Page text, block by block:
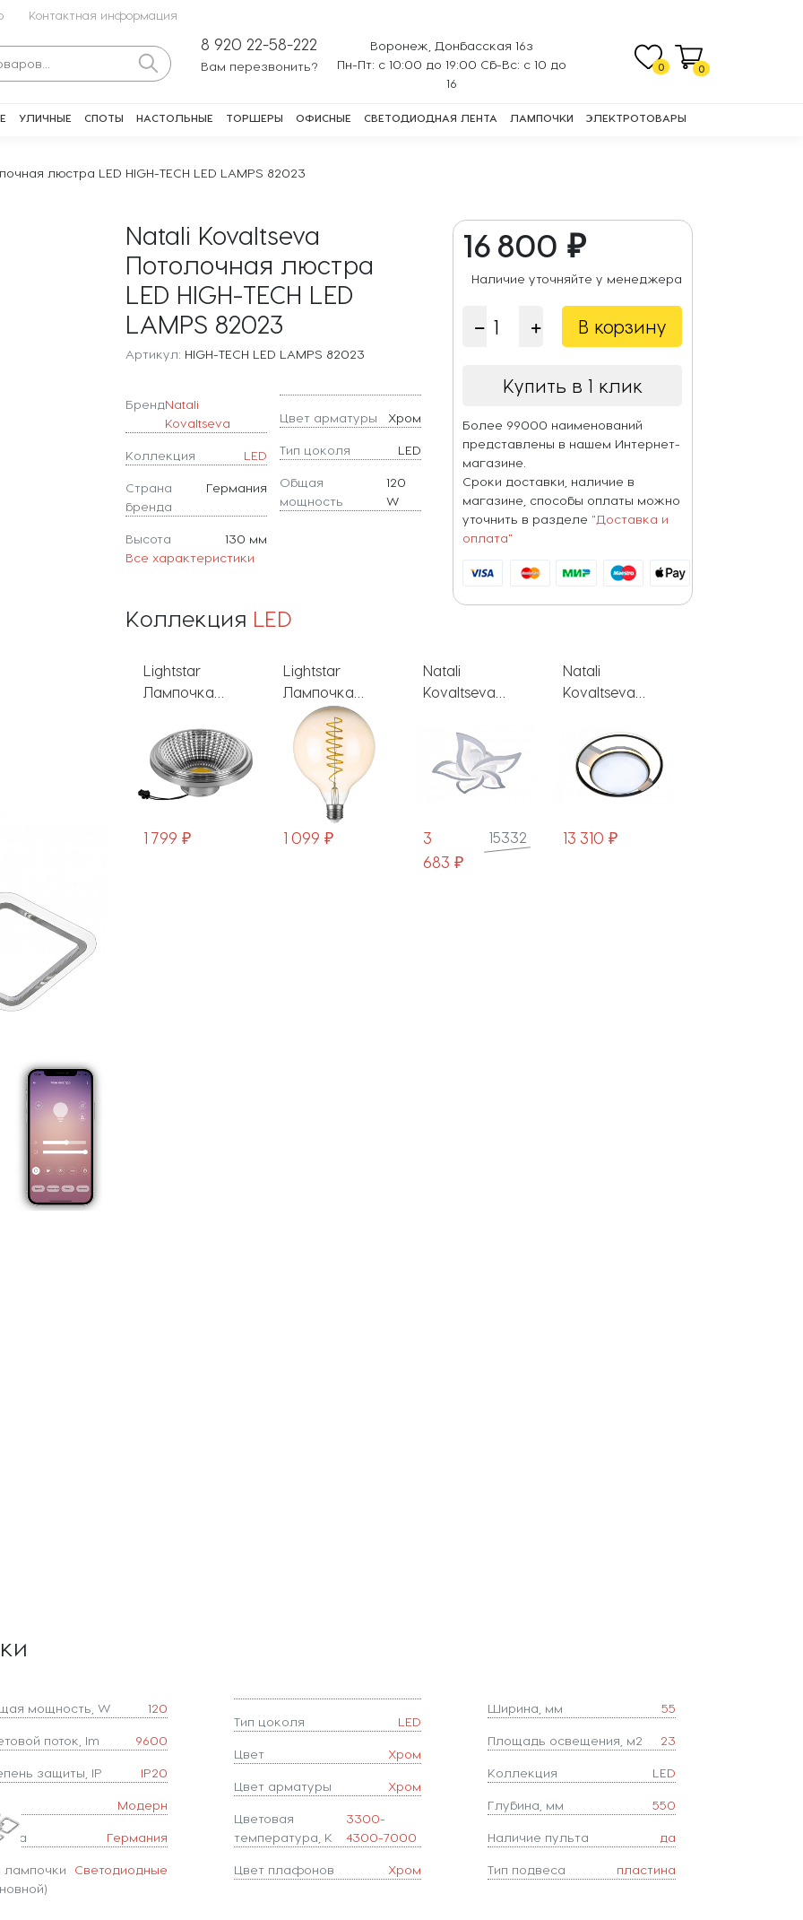
Контактная информация
8 920 22-58-222
Вам перезвонить?
Воронеж, Донбасская 16з
Пн-Пт: с 10:00 до 19:00 Сб-Вс: с 10 до
16
0 0
УЛИЧНЫЕ СПОТЫ НАСТОЛЬНЫЕ ТОРШЕРЫ ОФИСНЫЕ СВЕТОДИОДНАЯ ЛЕНТА ЛАМПОЧКИ ЭЛЕКТРОТОВАРЫ
люстра LED HIGH-TECH LED LAMPS 82023
Natali Kovaltseva
Потолочная люстра
LED HIGH-TECH LED
LAMPS 82023
Артикул: HIGH-TECH LED LAMPS 82023
БрендNatali
Kovaltseva
Коллекция LED
Страна
бренда
Германия
Высота 130 мм
Цвет арматуры Хром
Тип цоколя LED
Общая
мощность
120
W
Все характеристики
16 800 ₽
Наличие уточняйте у менеджера
В корзину
Купить в 1 клик
Более 99000 наименований
представлены в нашем Интернет-
магазине.
Сроки доставки, наличие в
магазине, способы оплаты можно
уточнить в разделе "Доставка и
оплата"
Коллекция LED
Lightstar
Лампочка
филаментная
LED 933302
1 099 ₽
Natali
Kovaltseva
Потолочная
люстра LED
INNOVATION
STYLE 83002
3
Natali
Kovaltseva
светильник
LED HIGH-TECH
LED LAMPS
13 310 ₽
Natali
Kovaltseva
люстра LED
LED LAMPS
81330
15 850 ₽
мощность, W 120
поток, lm 9600
защиты, IP IP20
Модерн
Германия
лампочки
Светодиодные
Тип цоколя LED
Цвет Хром
Цвет арматуры Хром
Цветовая
температура, K
3300-
4300-7000
Цвет плафонов Хром
Ширина, мм 55
Площадь освещения, м2 23
Коллекция LED
Глубина, мм 550
Наличие пульта да
Тип подвеса пластина